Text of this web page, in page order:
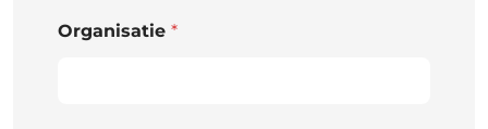
Organisatie *